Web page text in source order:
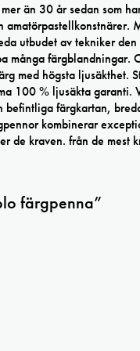
än 30 år sedan som
utbudet av tekniker
många färgblandningar.
med högsta ljusäkthet.
100 % ljusäkta garanti.
färgkartan,
kombinerar
kraven. från de mest
färgpenna”